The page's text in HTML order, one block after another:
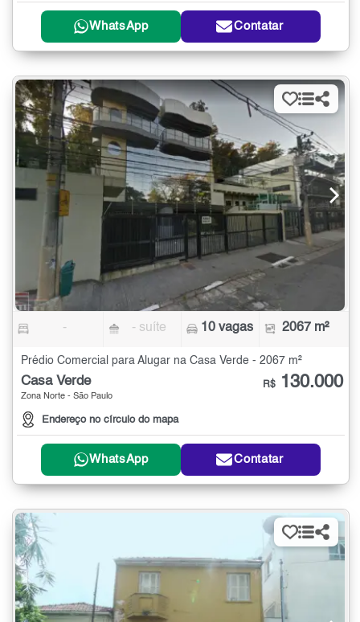
WhatsApp Contatar
- - suíte 10 vagas 2067 m²
Prédio Comercial para Alugar na Casa Verde - 2067 m²
Casa Verde
Zona Norte - São Paulo
Endereço no círculo do mapa
R$ 130.000
WhatsApp Contatar